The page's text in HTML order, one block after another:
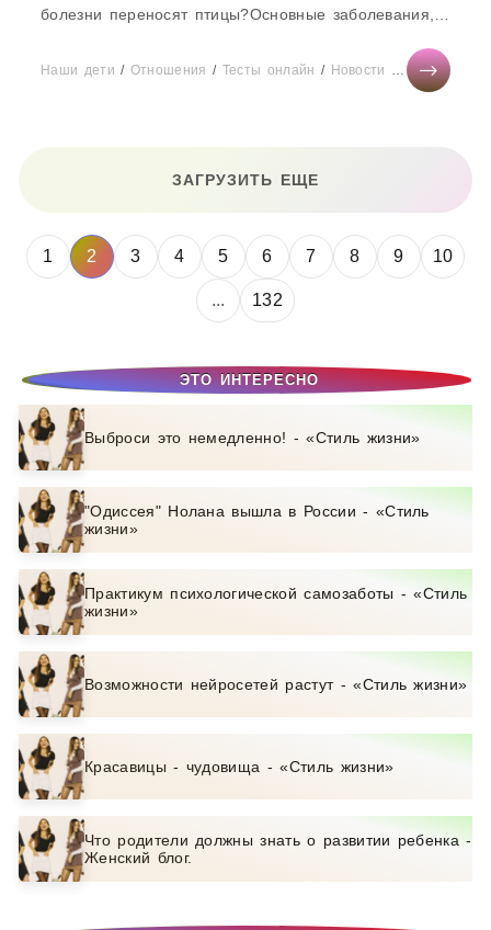
ЭТО ИНТЕРЕСНО
Выброси это немедленно! - «Стиль жизни»
"Одиссея" Нолана вышла в России - «Стиль
жизни»
Практикум психологической самозаботы - «Стиль
жизни»
Возможности нейросетей растут - «Стиль жизни»
Красавицы - чудовища - «Стиль жизни»
Что родители должны знать о развитии ребенка -
Женский блог.
болезни переносят птицы?Основные заболевания,
Наши дети / Отношения / Тесты онлайн / Новости звезд /
ЗАГРУЗИТЬ ЕЩЕ
1 2 3 4 5 6 7 8 9 10
... 132